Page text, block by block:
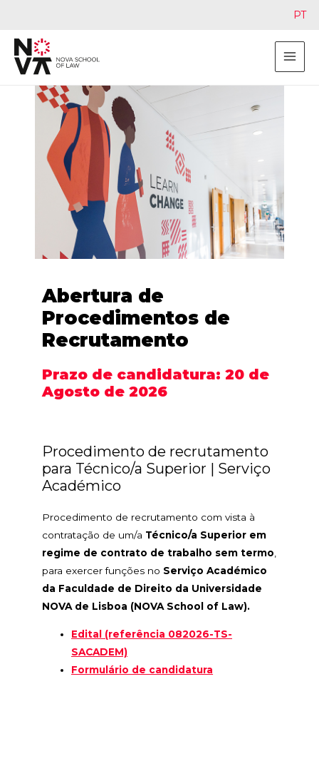
Abertura de
Procedimentos de
Recrutamento
Prazo de candidatura: 20 de
Agosto de 2026
Procedimento de recrutamento
para Técnico/a Superior | Serviço
Académico
Procedimento de recrutamento com vista à
contratação de um/a Técnico/a Superior em
regime de contrato de trabalho sem termo
para exercer funções no Serviço Académico
da Faculdade de Direito da Universidade
NOVA de Lisboa (NOVA School of Law).
Edital (referência 082026-TS-
SACADEM)
Formulário de candidatura
PT